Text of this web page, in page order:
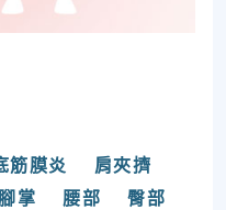
筋膜炎
肩夾擠
掌 腰部
臀部